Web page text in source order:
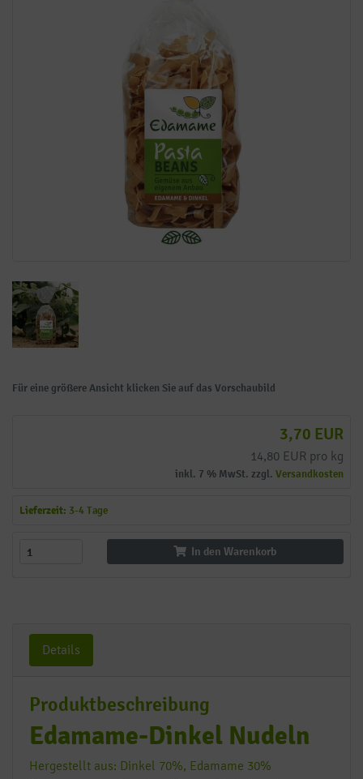
Für eine größere Ansicht klicken Sie auf das Vorschaubild
3,70 EUR
14,80 EUR pro kg
inkl. 7 % MwSt. zzgl. Versandkosten
Lieferzeit: 3-4 Tage
In den Warenkorb
Details
Produktbeschreibung
Edamame-Dinkel Nudeln
Hergestellt aus: Dinkel 70%, Edamame 30%